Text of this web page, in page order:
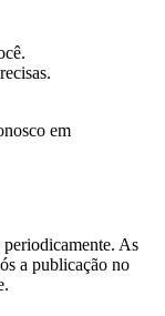
em
As
a publicação no